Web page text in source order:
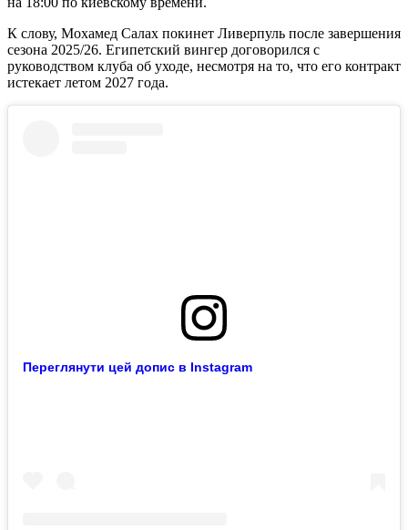
К слову, Мохамед Салах покинет Ливерпуль после завершения
сезона 2025/26. Египетский вингер договорился с
руководством клуба об уходе, несмотря на то, что его контракт
истекает летом 2027 года.
Переглянути цей допис в Instagram